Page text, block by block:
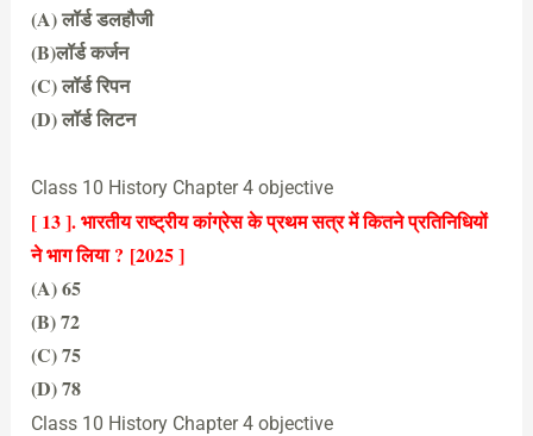
(A) लॉर्ड डलहौजी
(B)लॉर्ड कर्जन
(C) लॉर्ड रिपन
(D) लॉर्ड लिटन
Class 10 History Chapter 4 objective
[ 13 ]. भारतीय राष्ट्रीय कांग्रेस के प्रथम सत्र में कितने प्रतिनिधियों
ने भाग लिया ? [2025 ]
(A) 65
(B) 72
(C) 75
(D) 78
(B) 72 [/expand]
Class 10 History Chapter 4 objective